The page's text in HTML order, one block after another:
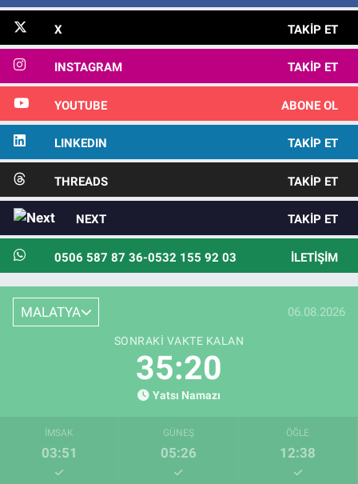
X TAKIP ET
INSTAGRAM TAKIP ET
YOUTUBE ABONE OL
LINKEDIN TAKIP ET
THREADS TAKIP ET
NEXT TAKIP ET
0506 587 87 36-0532 155 92 03 İLETIŞIM
MALATYA 06.08.2026
SONRAKI VAKTE KALAN
35:19
Yatsı Namazı
İMSAK
03:51
GÜNEŞ
05:26
ÖĞLE
12:38